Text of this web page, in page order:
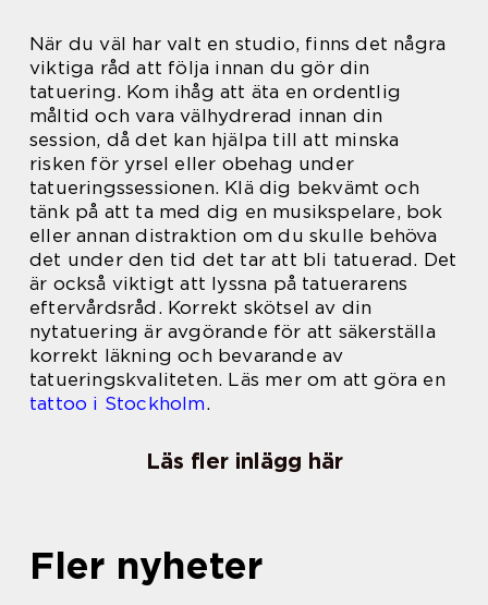
När du väl har valt en studio, finns det några
viktiga råd att följa innan du gör din
tatuering. Kom ihåg att äta en ordentlig
måltid och vara välhydrerad innan din
session, då det kan hjälpa till att minska
risken för yrsel eller obehag under
tatueringssessionen. Klä dig bekvämt och
tänk på att ta med dig en musikspelare, bok
eller annan distraktion om du skulle behöva
det under den tid det tar att bli tatuerad. Det
är också viktigt att lyssna på tatuerarens
eftervårdsråd. Korrekt skötsel av din
nytatuering är avgörande för att säkerställa
korrekt läkning och bevarande av
tatueringskvaliteten. Läs mer om att göra en
tattoo i Stockholm.
Läs fler inlägg här
Fler nyheter